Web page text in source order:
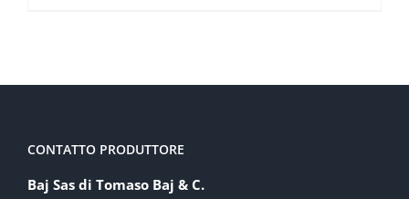
CONTATTO PRODUTTORE
Baj Sas di Tomaso Baj & C.